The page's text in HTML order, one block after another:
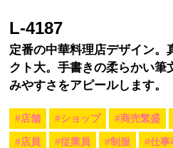
L-4187
定番の中華料理店デザイン。
クト大。手書きの柔らかい筆
みやすさをアピールします。
#店舗 #ショップ #商売繁盛
#店員 #従業員 #制服 #仕事